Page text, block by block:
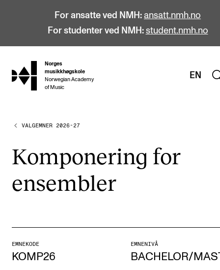
For ansatte ved NMH: ansatt.nmh.no
For studenter ved NMH: student.nmh.no
hjem
Norges
musikkhøgskole
Norwegian Academy
of Music
EN
STUDIER
Bachelor
Master
Talentutvikling
VALGEMNER 2026-27
Kom­po­ne­ring for
ensem­bler
EMNEKODE
KOMP26
EMNENIVÅ
BACHELOR/